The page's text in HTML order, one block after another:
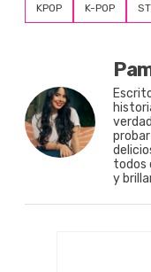
KPOP K-POP
todos
y